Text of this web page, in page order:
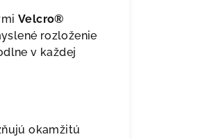
Velcro®
rozloženie
v každej
okamžitú